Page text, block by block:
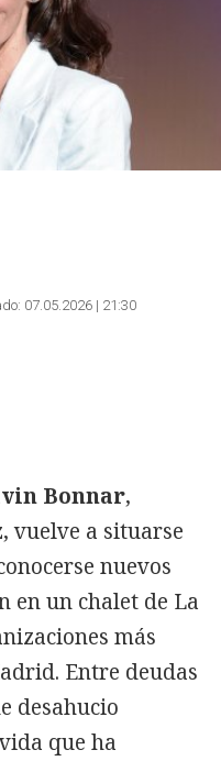
07.05.2026 | 21:30
Bonnar,
, vuelve a situarse
nuevos
en un chalet de La
más
Entre deudas
desahucio
que ha